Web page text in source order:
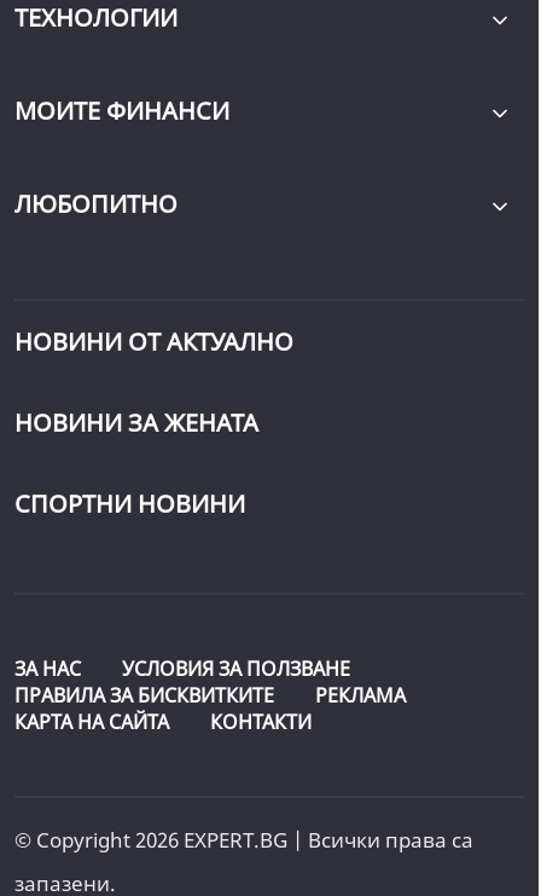
ТЕХНОЛОГИИ
МОИТЕ ФИНАНСИ
ЛЮБОПИТНО
НОВИНИ ОТ АКТУАЛНО
НОВИНИ ЗА ЖЕНАТА
СПОРТНИ НОВИНИ
ЗА НАС
УСЛОВИЯ ЗА ПОЛЗВАНЕ
ПРАВИЛА ЗА БИСКВИТКИТЕ
РЕКЛАМА
КАРТА НА САЙТА
КОНТАКТИ
© Copyright 2026 EXPERT.BG | Всички права са
запазени.